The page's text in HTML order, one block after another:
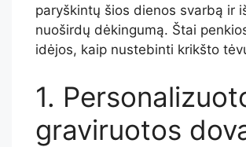
paryškintų šios dienos svarbą ir
nuoširdų dėkingumą. Štai
idėjos, kaip nustebinti krikšto
1.
graviruotos